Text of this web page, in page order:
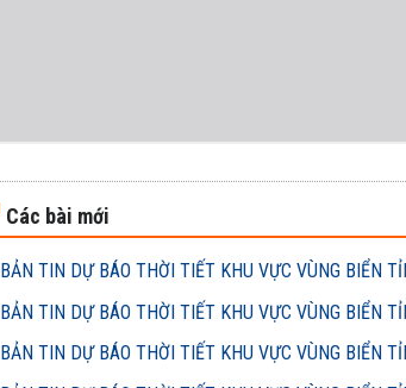
Các bài mới
BẢN TIN DỰ BÁO THỜI TIẾT KHU VỰC VÙNG
BẢN TIN DỰ BÁO THỜI TIẾT KHU VỰC VÙNG
BẢN TIN DỰ BÁO THỜI TIẾT KHU VỰC VÙNG